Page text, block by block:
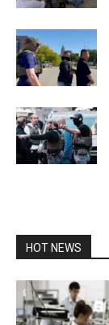
HOT NEWS